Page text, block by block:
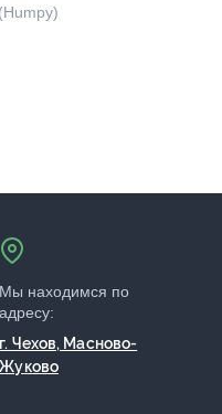
Мы находимся по
адресу:
г. Чехов, Масново-
Жуково